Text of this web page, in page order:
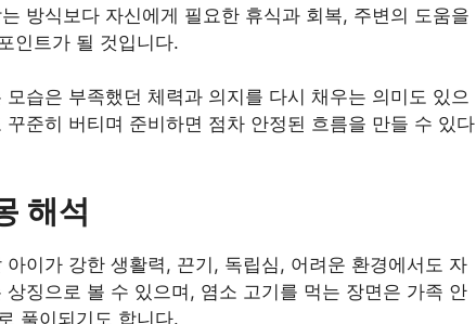
방식보다 자신에게 필요한 휴식과 회복, 주변의 도움을
인트가 될 것입니다.
습은 부족했던 체력과 의지를 다시 채우는 의미도 있으
준히 버티며 준비하면 점차 안정된 흐름을 만들 수 있다
해석
이가 강한 생활력, 끈기, 독립심, 어려운 환경에서도 자
징으로 볼 수 있으며, 염소 고기를 먹는 장면은 가족 안
풀이되기도 합니다.